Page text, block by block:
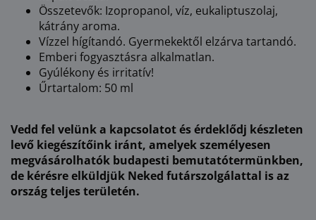
Összetevők: Izopropanol, víz, eukaliptuszolaj,
kátrány aroma.
Vízzel hígítandó. Gyermekektől elzárva tartandó.
Emberi fogyasztásra alkalmatlan.
Gyúlékony és irritatív!
Űrtartalom: 50 ml
Vedd fel velünk a kapcsolatot és érdeklődj készleten
levő kiegészítőink iránt, amelyek személyesen
megvásárolhatók budapesti bemutatótermünkben,
de kérésre elküldjük Neked futárszolgálattal is az
ország teljes területén.